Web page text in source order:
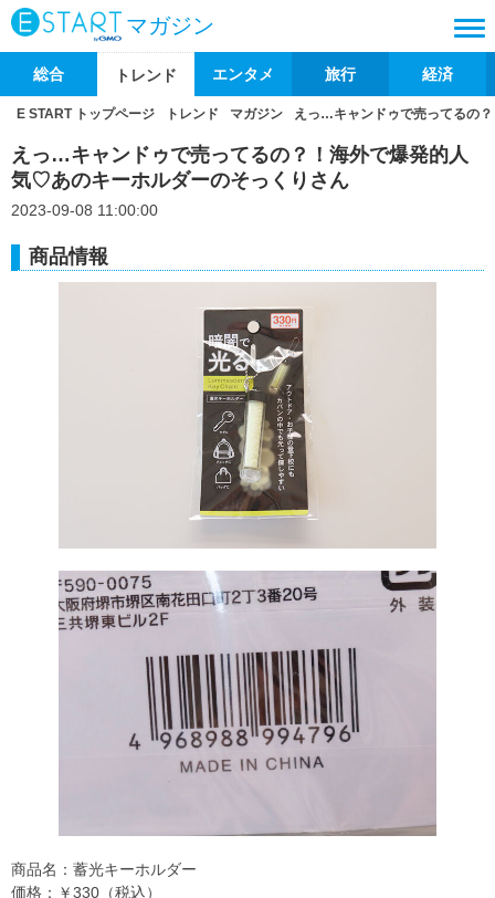
マガジン
総合 トレンド エンタメ 旅行 経済
E START トップページ トレンド マガジン えっ…キャンドゥで売ってるの
えっ…キャンドゥで売ってるの？！海外で爆発的人
気♡あのキーホルダーのそっくりさん
2023-09-08 11:00:00
商品情報
商品名：蓄光キーホルダー
価格：￥330（税込）